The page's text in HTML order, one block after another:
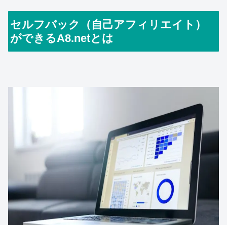
セルフバック（自己アフィリエイト）
ができるA8.netとは